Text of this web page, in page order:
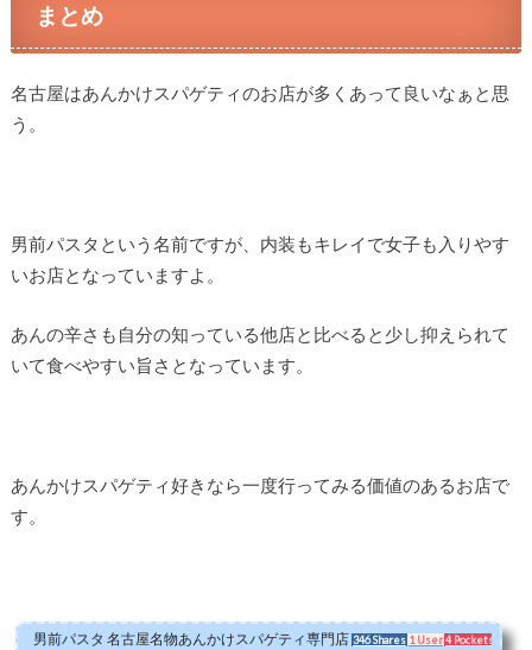
まとめ
名古屋はあんかけスパゲティのお店が多くあって良いなぁと思
う。
男前パスタという名前ですが、内装もキレイで女子も入りやす
いお店となっていますよ。
あんの辛さも自分の知っている他店と比べると少し抑えられて
いて食べやすい旨さとなっています。
あんかけスパゲティ好きなら一度行ってみる価値のあるお店で
す。
男前パスタ 名古屋名物あんかけスパゲティ専門店 346 Shares 1 User4 Pockets